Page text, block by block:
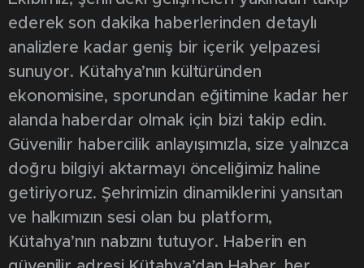
ederek son dakika haberlerinden detaylı
analizlere kadar geniş bir içerik yelpazesi
sunuyor. Kütahya’nın kültüründen
ekonomisine, sporundan eğitimine kadar her
alanda haberdar olmak için bizi takip edin.
Güvenilir habercilik anlayışımızla, size yalnızca
doğru bilgiyi aktarmayı önceliğimiz haline
getiriyoruz. Şehrimizin dinamiklerini yansıtan
ve halkımızın sesi olan bu platform,
Kütahya’nın nabzını tutuyor. Haberin en